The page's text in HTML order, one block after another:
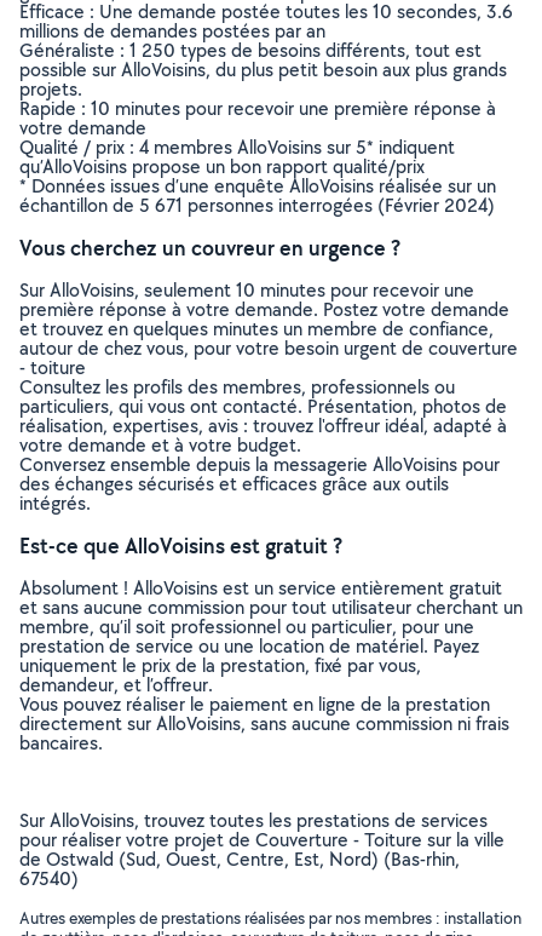
Efficace : Une demande postée toutes les 10 secondes, 3.6
millions de demandes postées par an
Généraliste : 1 250 types de besoins différents, tout est
possible sur AlloVoisins, du plus petit besoin aux plus grands
projets.
Rapide : 10 minutes pour recevoir une première réponse à
votre demande
Qualité / prix : 4 membres AlloVoisins sur 5* indiquent
qu’AlloVoisins propose un bon rapport qualité/prix
* Données issues d’une enquête AlloVoisins réalisée sur un
échantillon de 5 671 personnes interrogées (Février 2024)
Vous cherchez un couvreur en urgence ?
Sur AlloVoisins, seulement 10 minutes pour recevoir une
première réponse à votre demande. Postez votre demande
et trouvez en quelques minutes un membre de confiance,
autour de chez vous, pour votre besoin urgent de couverture
- toiture
Consultez les profils des membres, professionnels ou
particuliers, qui vous ont contacté. Présentation, photos de
réalisation, expertises, avis : trouvez l'offreur idéal, adapté à
votre demande et à votre budget.
Conversez ensemble depuis la messagerie AlloVoisins pour
des échanges sécurisés et efficaces grâce aux outils
intégrés.
Est-ce que AlloVoisins est gratuit ?
Absolument ! AlloVoisins est un service entièrement gratuit
et sans aucune commission pour tout utilisateur cherchant un
membre, qu’il soit professionnel ou particulier, pour une
prestation de service ou une location de matériel. Payez
uniquement le prix de la prestation, fixé par vous,
demandeur, et l’offreur.
Vous pouvez réaliser le paiement en ligne de la prestation
directement sur AlloVoisins, sans aucune commission ni frais
bancaires.
Sur AlloVoisins, trouvez toutes les prestations de services
pour réaliser votre projet de Couverture - Toiture sur la ville
de Ostwald (Sud, Ouest, Centre, Est, Nord) (Bas-rhin,
67540)
Autres exemples de prestations réalisées par nos membres : installation